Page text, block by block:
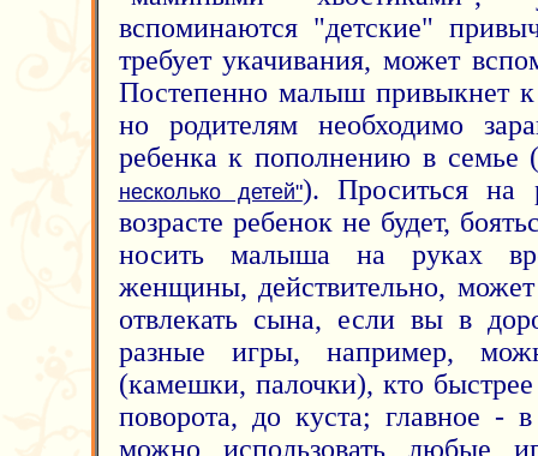
вспоминаются "детские"
требует укачивания, может
Постепенно малыш привыкнет
но родителям необходимо
ребенка к пополнению в семье
несколько детей"). Проситься на
возрасте ребенок не будет,
носить малыша на руках
женщины, действительно,
отвлекать сына, если вы в
разные игры, например,
(камешки, палочки), кто
поворота, до куста; главное -
можно использовать любые